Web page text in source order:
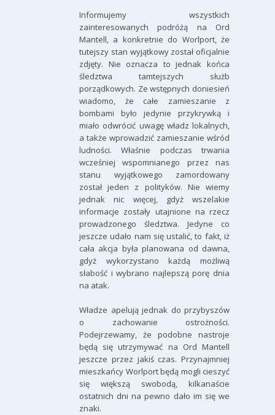
Informujemy wszystkich
zainteresowanych podróżą na Ord
Mantell, a konkretnie do Worlport, że
tutejszy stan wyjątkowy został oficjalnie
zdjęty. Nie oznacza to jednak końca
śledztwa tamtejszych służb
porządkowych. Ze wstępnych doniesień
wiadomo, że całe zamieszanie z
bombami było jedynie przykrywką i
miało odwrócić uwagę władz lokalnych,
a także wprowadzić zamieszanie wśród
ludności. Właśnie podczas trwania
wcześniej wspomnianego przez nas
stanu wyjątkowego zamordowany
został jeden z polityków. Nie wiemy
jednak nic więcej, gdyż wszelakie
informacje zostały utajnione na rzecz
prowadzonego śledztwa. Jedyne co
jeszcze udało nam się ustalić, to fakt, iż
cała akcja była planowana od dawna,
gdyż wykorzystano każdą możliwą
słabość i wybrano najlepszą porę dnia
na atak.
Władze apelują jednak do przybyszów
o zachowanie ostrożności.
Podejrzewamy, że podobne nastroje
będą się utrzymywać na Ord Mantell
jeszcze przez jakiś czas. Przynajmniej
mieszkańcy Worlport będą mogli cieszyć
się większą swobodą, kilkanaście
ostatnich dni na pewno dało im się we
znaki.